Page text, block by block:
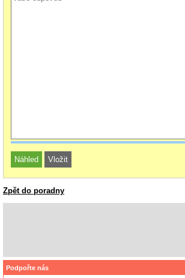
Zpět do poradny
Podpořte nás